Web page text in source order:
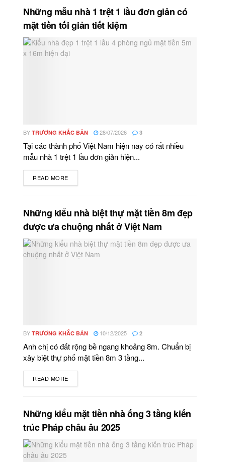
Những mẫu nhà 1 trệt 1 lầu đơn giản có
mặt tiền tối giản tiết kiệm
BY TRƯƠNG KHẮC BẢN 28/07/2026 3
Tại các thành phố Việt Nam hiện nay có rất nhiều
mẫu nhà 1 trệt 1 lầu đơn giản hiện...
READ MORE
Những kiểu nhà biệt thự mặt tiền 8m đẹp
được ưa chuộng nhất ở Việt Nam
BY TRƯƠNG KHẮC BẢN 10/12/2025 2
Anh chị có đất rộng bề ngang khoảng 8m. Chuẩn bị
xây biệt thự phố mặt tiền 8m 3 tầng...
READ MORE
Những kiểu mặt tiền nhà ống 3 tầng kiến
trúc Pháp châu âu 2025